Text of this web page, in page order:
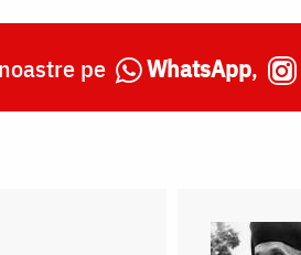
pe WhatsApp,